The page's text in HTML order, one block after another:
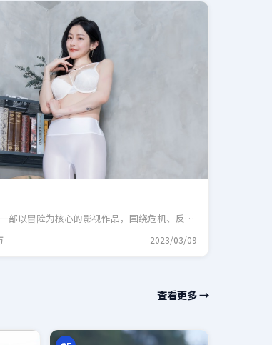
部以冒险为核心的影视作品，围绕危机、反转
2023/03/09
查看更多 →